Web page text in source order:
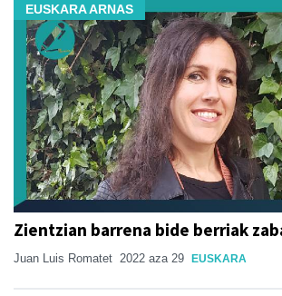
EUSKARA ARNAS
Zientzian barrena bide berriak
Juan Luis Romatet 2022 aza 29 EUSKARA